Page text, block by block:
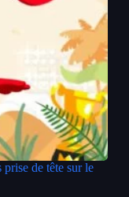
de tête sur le